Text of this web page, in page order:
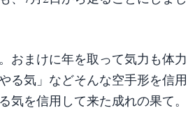
おまけに年を取って気力も体力
る気」などそんな空手形を信用
を信用して来た成れの果て。